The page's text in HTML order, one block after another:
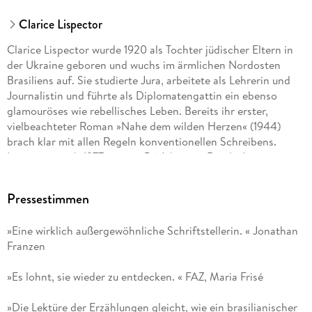
Clarice Lispector
Clarice Lispector wurde 1920 als Tochter jüdischer Eltern in
der Ukraine geboren und wuchs im ärmlichen Nordosten
Brasiliens auf. Sie studierte Jura, arbeitete als Lehrerin und
Journalistin und führte als Diplomatengattin ein ebenso
glamouröses wie rebellisches Leben. Bereits ihr erster,
vielbeachteter Roman »Nahe dem wilden Herzen« (1944)
brach klar mit allen Regeln konventionellen Schreibens.
Lispector starb 1977 mit nur 56 Jahren in Rio de Janeiro.
Pressestimmen
»Eine wirklich außergewöhnliche Schriftstellerin. « Jonathan
Franzen
»Es lohnt, sie wieder zu entdecken. « FAZ, Maria Frisé
»Die Lektüre der Erzählungen gleicht, wie ein brasilianischer